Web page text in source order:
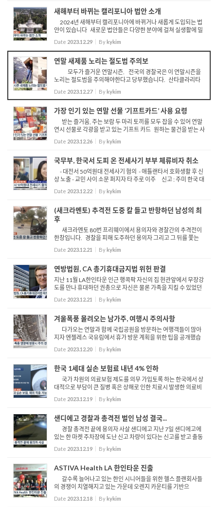
새해부터 바뀌는 캘리포니아 법안 소개
2024년 새해부터 캘리포니아에 바뀌거나 새롭게 도입되는 법
안이 있습니다 새로운 법안들은 다양한 분야에 걸쳐 실생활에 밀
접히 연관돼 있는만큼 사전 숙지가 필요합니다 먼저 주택관련 법
안들입니다 캘리포니아는 내년 1월 1일부터 섹션 8과 같...
Date 2023.12.29 Bykykim
연말 새제품 노리는 절도범 주의보
모두가 즐거운 연말시즌. 전국의 경찰국은 이 연말시즌을
노리는 절도범을 주의해야한다고 당부했습니다. 산타클라리타
밸리 셰리프국은 새로 생긴 물건의 상자나 포장지의 내용물 사진
을 확인한 절도범이 해당 가정집을 표적삼을 수 있다...
Date 2023.12.27 Bykykim
가장 인기 있는 연말 선물 ‘기프트카드’ 사용 요령
받는 즐거움, 주는 보람 두 마리 토끼를 모두 잡을 수 있어 연말
연시 선물로 각광을 받고 있는 기프트 카드 원하는 물건을 받는 사
람 마음대로 구할 수 있다는 장점이 있어 올해 기프트카드 매출액
은 293억 달러로 늘었고, 쇼핑객 1명 당 평균 3~4개...
Date 2023.12.26 Bykykim
국무부, 한국서 도피 온 전세사기 부부 체류비자 취소
- 대전서 50억원대 전세사기 혐의 - 애틀랜타서 호화생활 후 신
상 노출 - 교민 사이 소문 퍼지자 타 주로 이주 신고 : 주미 한국 대
사관 202) 939-5600, 202) 641-8761 한국에서 전세사기가 판
을 치고 있는 가운데, 대전에서 50억원대 이상의 ...
Date 2023.12.22 Bykykim
(새크라멘토) 추격전 도중 칼 들고 반항하던 남성의 최
후
새크라멘토 80번 프리웨이에서 용의자와 경찰간의 추격전이
한창입니다. 경찰을 피해 도주하던 용의자 그리고 그 뒤를 쫓는
경찰차 잠시 후 도주하던 용의자는 프리웨이를 달리던 모터사이
클과 부딪히며 갓길에서 전복 됩니다. 모터 사이클 운전자...
Date 2023.12.21 Bykykim
연방법원, CA 총기휴대금지법 위헌 판결
지난 11월 LA한인타운 인근 행콕팍 자신의 집 현관앞에서 무장강
도를 만나 휴대하던 권총으로 자신은 물론 가족을 지킬 수 있었던
빈스 리치. 하지만, 리치는 이 사건 이후 총기 은닉 휴대 허가를 CA
주 정부로부터 정지당하고 말았습니다 그런데, 이러한 캘리...
Date 2023.12.21 Bykykim
겨울폭풍 몰려오는 남가주, 여행시 주의사항
다가오는 연말과 함께 국립공원을 방문하는 여행객들이 많아
지자 엔젤레스 국유림에서 휴가 방문 계획을 위한 팁을 공개했습
니다. 엔젤레스 국유림 관계자들은 샌 가브리엘 산맥과 샌 안토니
오의 높은 고도로 인해 방문시 겨울 기상조건을 고려할 것...
Date 2023.12.20 Bykykim
한국 1세대 실손 보험료 내년 4% 인하
국가 차원의 의료보험 제도를 의무 가입토록 하는 한국에서 상
대적으로 부담이 큰 질병 혹은 상해로 인한 치료시 발생한 의료비
를 보상해주는 민간 보험의 종류인 실손보험 이 실손 보험 중 해외
거주자에도 적용될 수 있는 1세대 보험료가 내년 평...
Date 2023.12.19 Bykykim
샌디에고 경찰과 총격전 벌인 남성 결국...
경찰 총격전 끝에 용의자 사살 샌디에고 지난 7일 샌디에고에
있는 한 마켓 주차장에 도난 신고 차량이 있다는 신고를 받고 출동
한 경찰이 용의자를 찾아 마켓안으로 들어갑니다. 마켓을 둘러보
던 경찰은 용의자를 찾은 듯 일사천리로 움직입니다. 이...
Date 2023.12.19 Bykykim
ASTIVA Health LA 한인타운 진출
갈수록 늘어나고 있는 한인 시니어들을 위한 헬스 플랜회사들
의 경쟁이 치열해지고 있는 가운데 오렌지 카운티를 기반으
로 한 애스티바 헬스 역시 대열에 합류했습니다. 애스티바 헬스
는 지난 토요일 한인타운에서 오픈 기념 행사의 시간을 갖고 한...
Date 2023.12.18 Bykykim